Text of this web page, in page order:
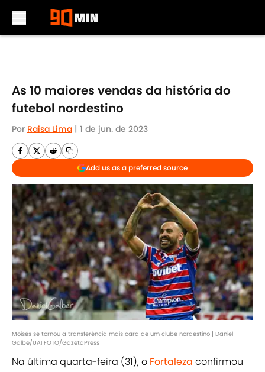
As 10 maiores vendas da história do
futebol nordestino
Por Raisa Lima | 1 de jun. de 2023
Add us as a preferred source
Moisés se tornou a transferência mais cara de um clube nordestino | Daniel
Galbe/UAI FOTO/GazetaPress
Na última quarta-feira (31), o Fortaleza confirmou